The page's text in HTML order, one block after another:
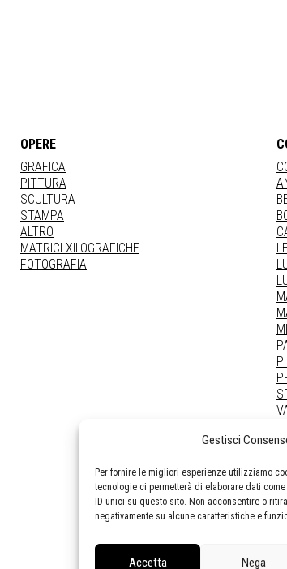
Gestisci
Per fornire le migliori esperienze utilizziamo
tecnologie ci permetterà di elaborare dati
ID unici su questo sito. Non acconsentire o
negativamente su alcune caratteristiche e
Accetta Nega
OPERE
GRAFICA
PITTURA
SCULTURA
STAMPA
ALTRO
MATRICI XILOGRAFICHE
FOTOGRAFIA